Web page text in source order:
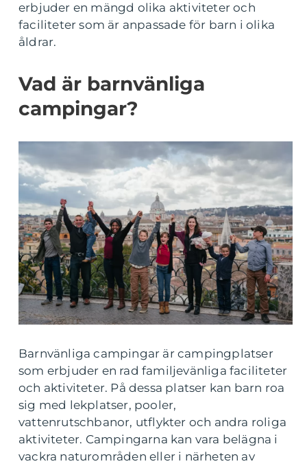
erbjuder en mängd olika aktiviteter och
faciliteter som är anpassade för barn i olika
åldrar.
Vad är barnvänliga
campingar?
Barnvänliga campingar är campingplatser
som erbjuder en rad familjevänliga faciliteter
och aktiviteter. På dessa platser kan barn roa
sig med lekplatser, pooler,
vattenrutschbanor, utflykter och andra roliga
aktiviteter. Campingarna kan vara belägna i
vackra naturområden eller i närheten av